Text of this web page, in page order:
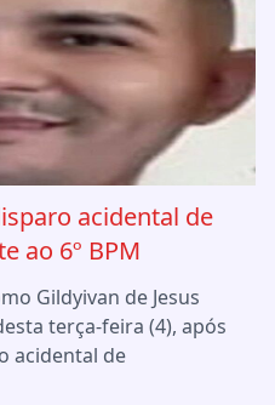
acidental de
ao 6º BPM
Gildyivan de Jesus
terça-feira (4), após
acidental de